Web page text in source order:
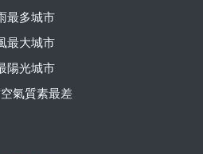
最多城市
最大城市
陽光城市
氣質素最差